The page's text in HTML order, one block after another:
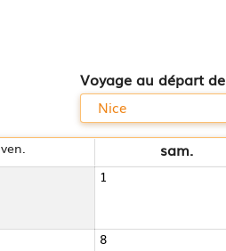
Voyage au départ de
ven. sam.
1
8